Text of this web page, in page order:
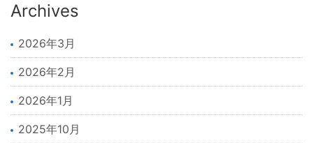
Archives
2026年3月
2026年2月
2026年1月
2025年10月